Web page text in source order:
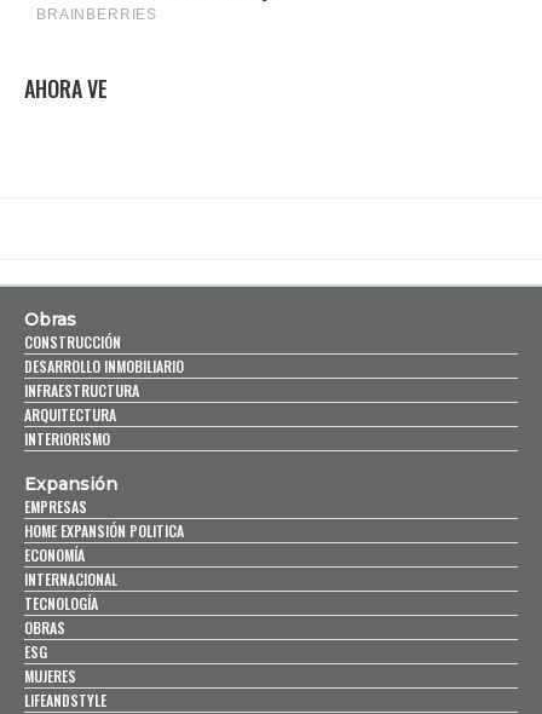
AHORA VE
Obras
CONSTRUCCIÓN
DESARROLLO INMOBILIARIO
INFRAESTRUCTURA
ARQUITECTURA
INTERIORISMO
Expansión
EMPRESAS
HOME EXPANSIÓN POLITICA
ECONOMÍA
INTERNACIONAL
TECNOLOGÍA
OBRAS
ESG
MUJERES
LIFEANDSTYLE